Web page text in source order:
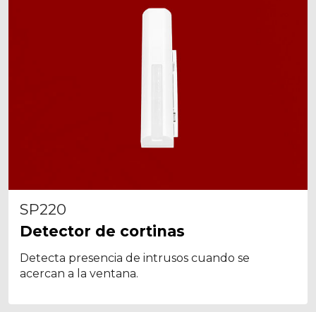
SP220
Detector de cortinas
Detecta presencia de intrusos cuando se
acercan a la ventana.